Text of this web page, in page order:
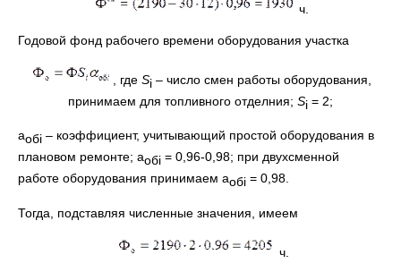
ч.
Годовой фонд рабочего времени оборудования участка
, где Si– число смен работы оборудования,
принимаем для топливного отделния; Si = 2;
aобi – коэффициент, учитывающий простой оборудования в
плановом ремонте; aобi = 0,96-0,98; при двухсменной
работе оборудования принимаем aобi = 0,98.
Тогда, подставляя численные значения, имеем
ч.